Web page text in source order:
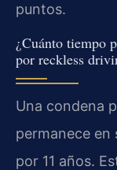
puntos.
¿Cuánto tiempo
por reckless
Una condena
permanece en
por 11 años.